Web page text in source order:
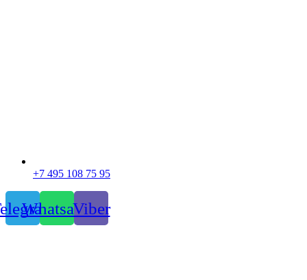
+7 495 108 75 95
WhatsappViber